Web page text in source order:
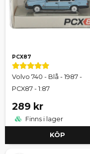
PCX87
Volvo 740 - Blå - 1987 -
PCX87 - 1:87
289 kr
Finns i lager
KÖP